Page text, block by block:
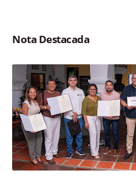
Nota Destacada